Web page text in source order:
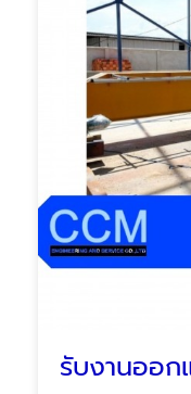
รับงานออก